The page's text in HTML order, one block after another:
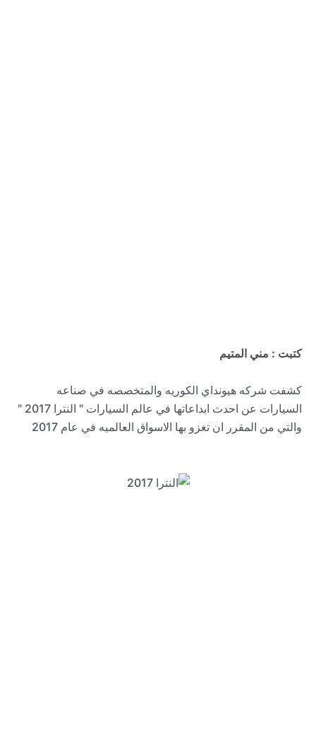
كتبت : مني المتيم
كشفت شركه هيونداي الكوريه والمتخصصه في صناعه
السيارات عن احدث ابداعاتها في عالم السيارات " النترا 2017 "
والتي من المقرر ان تغزو بها الاسواق العالميه في عام 2017